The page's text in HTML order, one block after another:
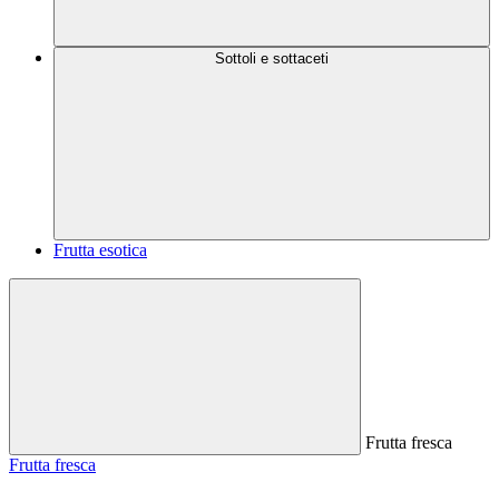
Sottoli e sottaceti
Frutta esotica
Frutta fresca
Frutta fresca